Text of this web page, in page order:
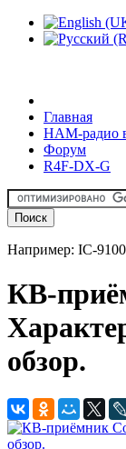
Главная
HAM-радио
Форум
R4F-DX-G
Например: IC-
КВ-
обзор.